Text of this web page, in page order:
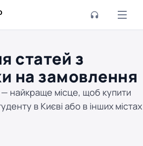
статей з
на замовлення
найкраще місце, щоб купити
в Києві або в інших містах